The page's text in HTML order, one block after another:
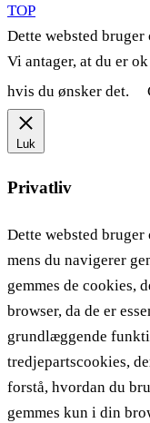
TOP
Dette websted
Vi antager, at du er
hvis du ønsker det.
Luk
Privatliv
Dette websted
mens du navigerer
gemmes de cookies,
browser, da de er
grundlæggende
tredjepartscookies,
forstå, hvordan du
gemmes kun i din